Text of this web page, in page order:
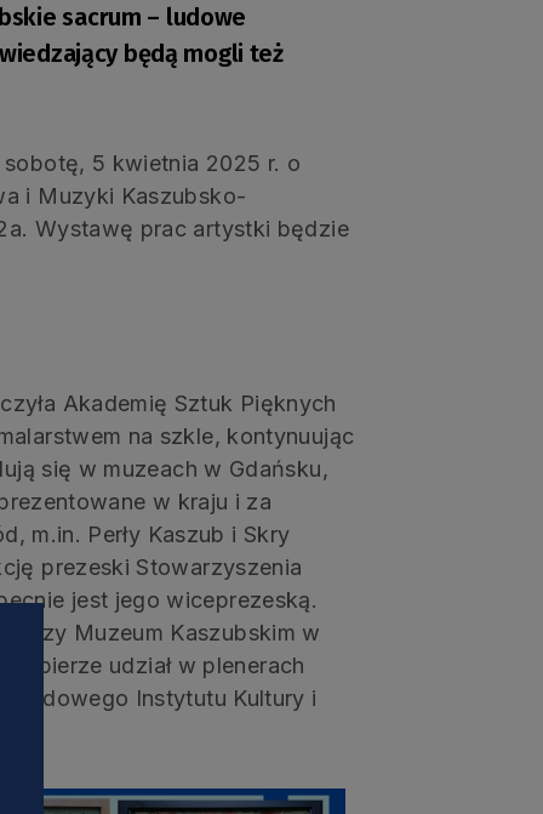
sacrum – ludowe
będą mogli też
5 kwietnia 2025 r. o
i Muzyki Kaszubsko-
Wystawę prac artystki będzie
Akademię Sztuk Pięknych
na szkle, kontynuując
się w muzeach w Gdańsku,
w kraju i za
m.in. Perły Kaszub i Skry
prezeski Stowarzyszenia
jest jego wiceprezeską.
przy Muzeum Kaszubskim w
i bierze udział w plenerach
Instytutu Kultury i